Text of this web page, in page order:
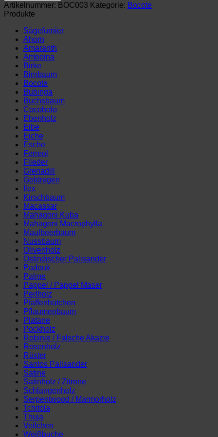
mm
(160
x
19
cm)
Menge
Artikelnummer: BOC003 Kategorie: Bocote
Produkte
Sägefurnier
Ahorn
Amaranth
Amboina
Birke
Birnbaum
Bocote
Bubinga
Buchsbaum
Cocobolo
Ebenholz
Eibe
Eiche
Esche
Ferreol
Flieder
Grenadill
Goldregen
Ilex
Kirschbaum
Macassar
Mahagoni Kuba
Mahagoni Macrophylla
Maulbeerbaum
Nussbaum
Olivenholz
Ostindischer Palisander
Padouk
Palme
Pappel / Pappel Maser
Perlholz
Pfaffenhütchen
Pflaumenbaum
Platane
Pockholz
Robinie / Falsche Akazie
Rosenholz
Rüster
Santos Palisander
Satine
Satinholz / Zitrone
Schlangenholz
Serpentwood / Marmorholz
Tchitola
Thuja
Veilchen
Weißbuche